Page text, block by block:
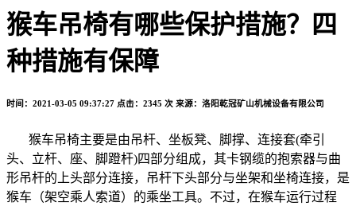
猴车吊椅有哪些保护措施？四
种措施有保障
时间：2021-03-05 09:37:27 点击：2345 次 来源：洛阳乾冠矿山机械设备有限公司
猴车吊椅主要是由吊杆、坐板凳、脚撑、连接套(牵引
头、立杆、座、脚蹬杆)四部分组成，其卡钢缆的抱索器与曲
形吊杆的上头部分连接，吊杆下头部分与坐架和坐椅连接，是
猴车（架空乘人索道）的乘坐工具。不过，在猴车运行过程